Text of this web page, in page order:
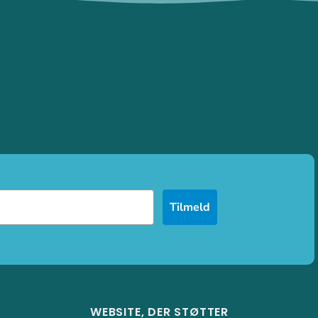
Tilmeld
WEBSITE, DER STØTTER